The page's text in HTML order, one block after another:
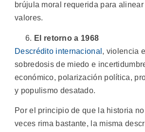
brújula moral requerida para
valores.
El retorno a 1968
Descrédito internacional , violencia
sobredosis de miedo e
económico, polarización política,
y populismo desatado.
Por el principio de que la historia
veces rima bastante, la misma